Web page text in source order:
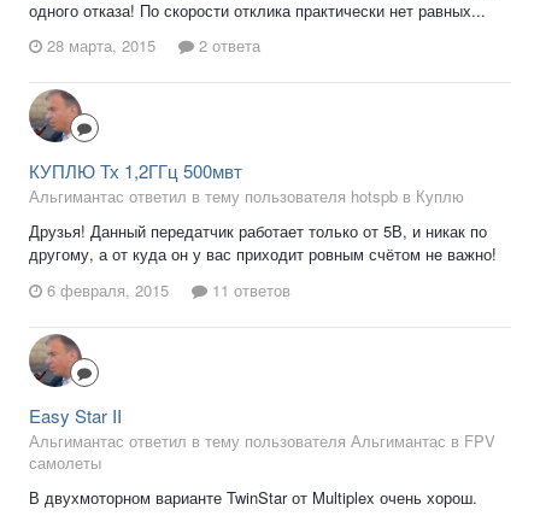
одного отказа! По скорости отклика практически нет равных...
28 марта, 2015
2 ответа
КУПЛЮ Тх 1,2ГГц 500мвт
Альгимантас ответил в тему пользователя hotspb в Куплю
Друзья! Данный передатчик работает только от 5В, и никак по
другому, а от куда он у вас приходит ровным счётом не важно!
6 февраля, 2015
11 ответов
Easy Star II
Альгимантас ответил в тему пользователя Альгимантас в FPV
самолеты
В двухмоторном варианте TwinStar от Multiplex очень хорош.